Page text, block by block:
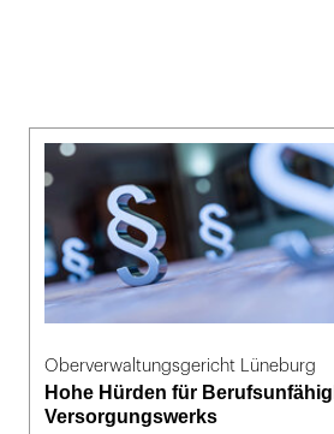
Oberverwaltungsgericht Lüneburg
Hohe Hürden für
Versorgungswerks